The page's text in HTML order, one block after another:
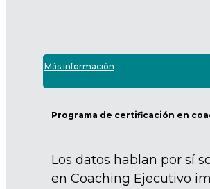
Programa de certificación en
Los datos hablan por sí
en Coaching Ejecutivo
Más información